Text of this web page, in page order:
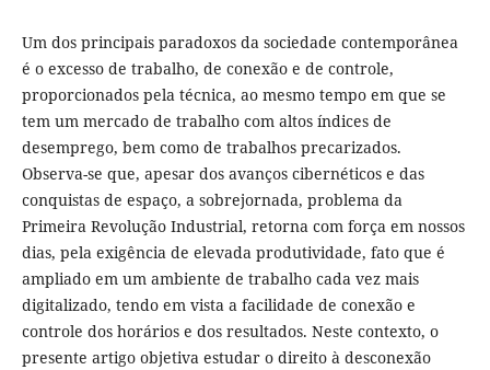
Um dos principais paradoxos da sociedade contemporânea
é o excesso de trabalho, de conexão e de controle,
proporcionados pela técnica, ao mesmo tempo em que se
tem um mercado de trabalho com altos índices de
desemprego, bem como de trabalhos precarizados.
Observa-se que, apesar dos avanços cibernéticos e das
conquistas de espaço, a sobrejornada, problema da
Primeira Revolução Industrial, retorna com força em nossos
dias, pela exigência de elevada produtividade, fato que é
ampliado em um ambiente de trabalho cada vez mais
digitalizado, tendo em vista a facilidade de conexão e
controle dos horários e dos resultados. Neste contexto, o
presente artigo objetiva estudar o direito à desconexão